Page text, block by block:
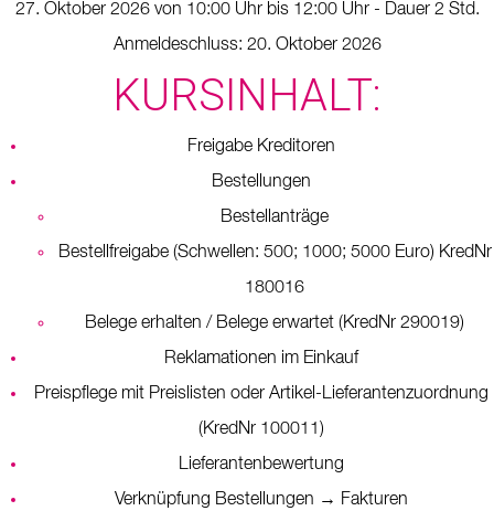
27. Oktober 2026 von 10:00 Uhr bis 12:00 Uhr - Dauer 2 Std.
Anmeldeschluss: 20. Oktober 2026
KURSINHALT:
Freigabe Kreditoren
Bestellungen
Bestellanträge
Bestellfreigabe (Schwellen: 500; 1000; 5000 Euro) KredNr
180016
Belege erhalten / Belege erwartet (KredNr 290019)
Reklamationen im Einkauf
Preispflege mit Preislisten oder Artikel-Lieferantenzuordnung
(KredNr 100011)
Lieferantenbewertung
Verknüpfung Bestellungen → Fakturen